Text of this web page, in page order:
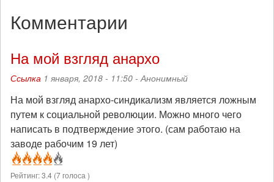
Комментарии
На мой взгляд анархо
Ссылка 1 января, 2018 - 11:50 - Анонимный
На мой взгляд анархо-синдикализм является ложным
путем к социальной революции. Можно много чего
написать в подтверждение этого. (сам работаю на
заводе рабочим 19 лет)
Рейтинг:3.4 (7голоса )